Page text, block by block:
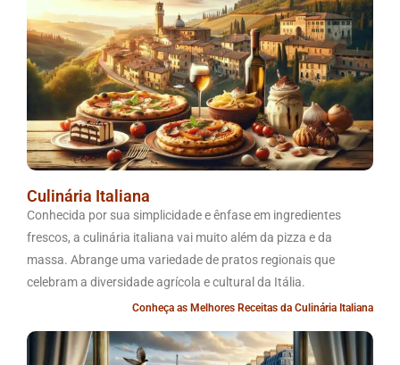
Culinária Italiana
Conhecida por sua simplicidade e ênfase em ingredientes
frescos, a culinária italiana vai muito além da pizza e da
massa. Abrange uma variedade de pratos regionais que
celebram a diversidade agrícola e cultural da Itália.
Conheça as Melhores Receitas da Culinária Italiana